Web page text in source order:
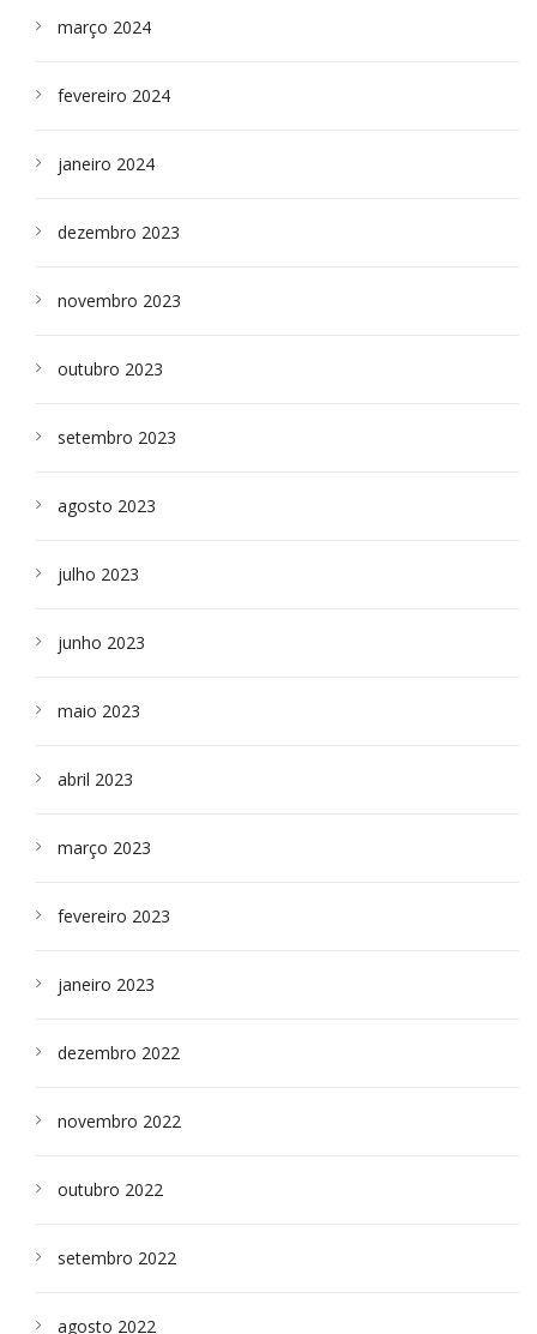
março 2024
fevereiro 2024
janeiro 2024
dezembro 2023
novembro 2023
outubro 2023
setembro 2023
agosto 2023
julho 2023
junho 2023
maio 2023
abril 2023
março 2023
fevereiro 2023
janeiro 2023
dezembro 2022
novembro 2022
outubro 2022
setembro 2022
agosto 2022